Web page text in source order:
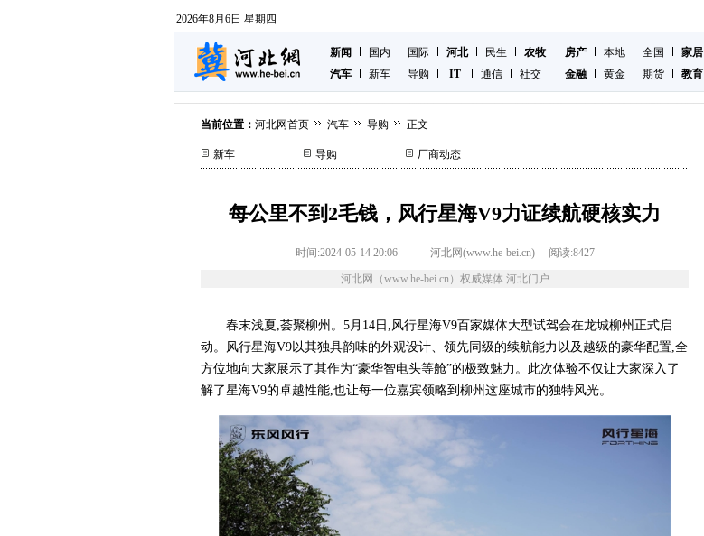
2026年8月6日 星期四
新闻 国内 国际 河北 民生
农牧
汽车
新车 导购 IT 通信 社交
房产 本地 全国 家居
金融
黄金 期货 教育
当前位置： 河北网首页 汽车 导购 正文
新车 导购 厂商动态
每公里不到2毛钱，风行星海V9力证续航硬核实力
时间:2024-05-14 20:06 河北网(www.he-bei.cn) 阅读:8427
河北网（www.he-bei.cn）权威媒体 河北门户
春末浅夏,荟聚柳州。5月14日,风行星海V9百家媒体大型试驾会在龙城柳州正式启
动。风行星海V9以其独具韵味的外观设计、领先同级的续航能力以及越级的豪华配置,全
方位地向大家展示了其作为“豪华智电头等舱”的极致魅力。此次体验不仅让大家深入了
解了星海V9的卓越性能,也让每一位嘉宾领略到柳州这座城市的独特风光。